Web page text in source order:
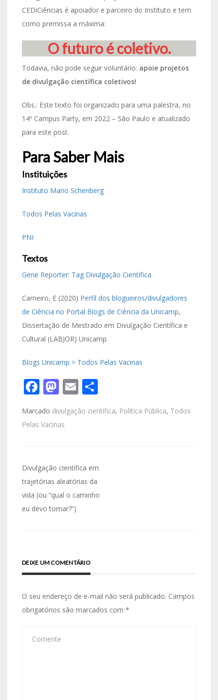
CEDiCiências é apoiador e parceiro do Instituto e tem
como premissa a máxima:
O futuro é coletivo.
Todavia, não pode seguir voluntário: apoie projetos
de divulgação científica coletivos!
Obs.: Este texto foi organizado para uma palestra, no
14º Campus Party, em 2022 – São Paulo e atualizado
para este post.
Para Saber Mais
Instituições
Instituto Mario Schenberg
Todos Pelas Vacinas
PNI
Textos
Gene Reporter: Tag Divulgação Científica
Carneiro, E (2020) Perfil dos blogueiros/divulgadores
de Ciência no Portal Blogs de Ciência da Unicamp,
Dissertação de Mestrado em Divulgação Científica e
Cultural (LABJOR) Unicamp.
Blogs Unicamp > Todos Pelas Vacinas
Facebook
Mastodon
Email
Marcado divulgação científica, Política Pública, Todos
Pelas Vacinas
Divulgação científica em
trajetórias aleatórias da
vida (ou “qual o caminho
eu devo tomar?”)
DEIXE UM COMENTÁRIO
O seu endereço de e-mail não será publicado. Campos
obrigatórios são marcados com *